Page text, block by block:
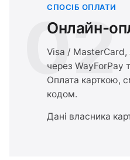
02
СПОСІБ ОПЛАТИ
Онлайн-
Visa /
через WayForPay
Оплата карткою,
кодом.
Дані власника